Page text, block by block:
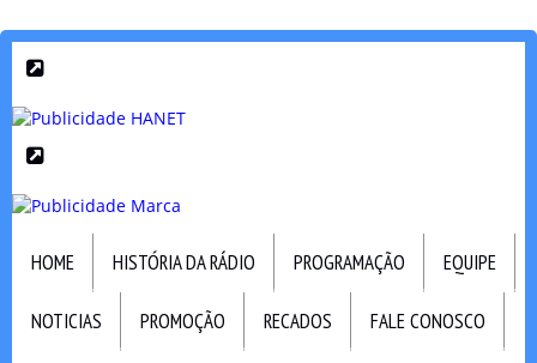
HOME HISTÓRIA DA RÁDIO PROGRAMAÇÃO EQUIPE
NOTICIAS PROMOÇÃO RECADOS FALE CONOSCO